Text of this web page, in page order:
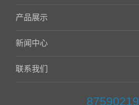
产品展示
新闻中心
联系我们
87590219